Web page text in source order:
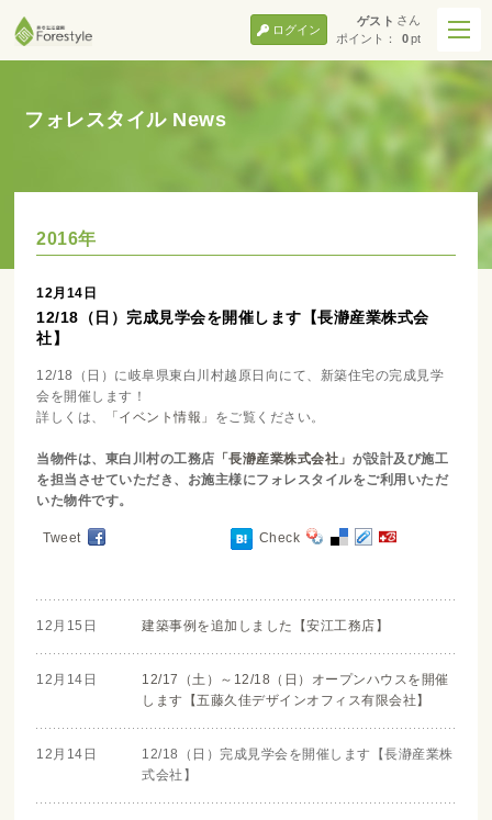
ゲスト さん
ポイント：
0pt
ログイン
フォレスタイル News
2016年
12月14日
12/18（日）完成見学会を開催します【長瀞産業株式会
社】
12/18（日）に岐阜県東白川村越原日向にて、新築住宅の完成見学
会を開催します！
詳しくは、
「イベント情報」 をご覧ください。
当物件は、東白川村の工務店 「長瀞産業株式会社」 が設計及び施工
を担当させていただき、お施主様にフォレスタイルをご利用いただ
いた物件です。
Tweet Check
12月15日 建築事例を追加しました【安江工務店】
12月14日
12/17（土）～12/18（日）オープンハウスを開催
します【五藤久佳デザインオフィス有限会社】
12月14日
12/18（日）完成見学会を開催します【長瀞産業株
式会社】